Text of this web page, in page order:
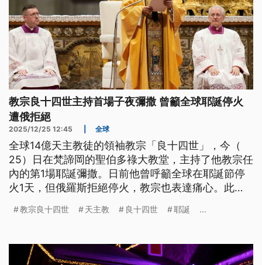
教宗良十四世主持首場子夜彌撒 曾籲全球耶誕停火
遭俄拒絕
2025/12/25 12:45 全球
全球14億天主教徒的領袖教宗「良十四世」，今（
25）日在梵諦岡的聖伯多祿大教堂，主持了他教宗任
內的第1場耶誕彌撒。日前他曾呼籲全球在耶誕節停
火1天，但俄羅斯拒絕停火，教宗也表達痛心。此
2年的耶誕活動，今（2025）年全面回歸，來自全球
祈求戰火真正遠離。
教宗良十四世 天主教 良十四世 耶誕 ...